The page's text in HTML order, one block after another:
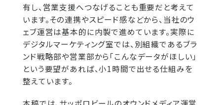
有し、営業支援へつなげることも重要だと考えて
います。その連携やスピード感などから、当社のウ
ェブ運営は基本的に内製で進めています。実際に
デジタルマーケティング室では、別組織であるブラ
ンド戦略部や営業部から「こんなデータがほしい」
という要望があれば、小1時間で出せる仕組みを
整えています。